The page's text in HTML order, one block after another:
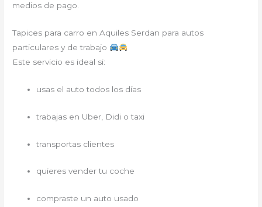
medios de pago.
Tapices para carro en Aquiles Serdan para autos
particulares y de trabajo
Este servicio es ideal si:
usas el auto todos los días
trabajas en Uber, Didi o taxi
transportas clientes
quieres vender tu coche
compraste un auto usado